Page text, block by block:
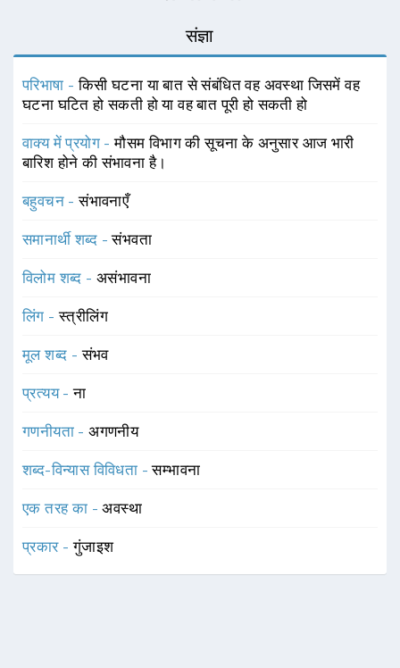
संज्ञा
परिभाषा -किसी घटना या बात से संबंधित वह अवस्था जिसमें वह
घटना घटित हो सकती हो या वह बात पूरी हो सकती हो
वाक्य में प्रयोग -मौसम विभाग की सूचना के अनुसार आज भारी
बारिश होने की संभावना है।
बहुवचन -संभावनाएँ
समानार्थी शब्द -संभवता
विलोम शब्द - असंभावना
लिंग -स्त्रीलिंग
मूल शब्द -संभव
प्रत्यय -ना
गणनीयता -अगणनीय
शब्द-विन्यास विविधता -सम्भावना
एक तरह का -अवस्था
प्रकार -गुंजाइश